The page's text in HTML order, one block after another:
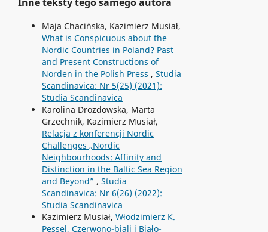
Maja Chacińska, Kazimierz Musiał,
What is Conspicuous about the
Nordic Countries in Poland? Past
and Present Constructions of
Norden in the Polish Press , Studia
Scandinavica: Nr 5(25) (2021):
Studia Scandinavica
Karolina Drozdowska, Marta
Grzechnik, Kazimierz Musiał,
Relacja z konferencji Nordic
Challenges „Nordic
Neighbourhoods: Affinity and
Distinction in the Baltic Sea Region
and Beyond” , Studia
Scandinavica: Nr 6(26) (2022):
Studia Scandinavica
Kazimierz Musiał, Włodzimierz K.
Pessel, Czerwono-biali i Biało-